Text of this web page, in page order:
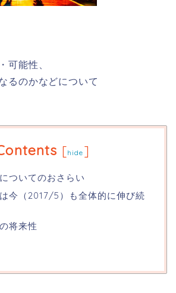
可能性、
るのかなどについて
[hide ]
ついてのおさらい
今（2017/5）も全体的に伸び続
将来性